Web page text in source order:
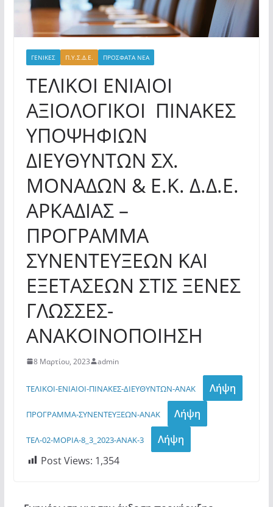
ΓΕΝΙΚΕΣ Π.Υ.Σ.Δ.Ε. ΠΡΟΣΦΑΤΑ ΝΕΑ
ΤΕΛΙΚΟΙ ΕΝΙΑΙΟΙ
ΑΞΙΟΛΟΓΙΚΟΙ ΠΙΝΑΚΕΣ
ΥΠΟΨΗΦΙΩΝ
ΔΙΕΥΘΥΝΤΩΝ ΣΧ.
ΜΟΝΑΔΩΝ & Ε.Κ. Δ.Δ.Ε.
ΑΡΚΑΔΙΑΣ –
ΠΡΟΓΡΑΜΜΑ
ΣΥΝΕΝΤΕΥΞΕΩΝ ΚΑΙ
ΕΞΕΤΑΣΕΩΝ ΣΤΙΣ ΞΕΝΕΣ
ΓΛΩΣΣΕΣ-
ΑΝΑΚΟΙΝΟΠΟΙΗΣΗ
8 Μαρτίου, 2023 admin
ΤΕΛΙΚΟΙ-ΕΝΙΑΙΟΙ-ΠΙΝΑΚΕΣ-ΔΙΕΥΘΥΝΤΩΝ-ΑΝΑΚ Λήψη
ΠΡΟΓΡΑΜΜΑ-ΣΥΝΕΝΤΕΥΞΕΩΝ-ΑΝΑΚ Λήψη
ΤΕΛ-02-ΜΟΡΙΑ-8_3_2023-ΑΝΑΚ-3
Λήψη
Post Views: 1,354